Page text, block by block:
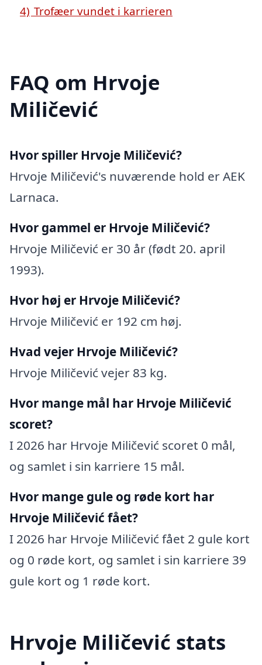
4) Trofæer vundet i karrieren
FAQ om Hrvoje
Miličević
Hvor spiller Hrvoje Miličević?
Hrvoje Miličević's nuværende hold er AEK
Larnaca.
Hvor gammel er Hrvoje Miličević?
Hrvoje Miličević er 30 år (født 20. april
1993).
Hvor høj er Hrvoje Miličević?
Hrvoje Miličević er 192 cm høj.
Hvad vejer Hrvoje Miličević?
Hrvoje Miličević vejer 83 kg.
Hvor mange mål har Hrvoje Miličević
scoret?
I 2026 har Hrvoje Miličević scoret 0 mål,
og samlet i sin karriere 15 mål.
Hvor mange gule og røde kort har
Hrvoje Miličević fået?
I 2026 har Hrvoje Miličević fået 2 gule kort
og 0 røde kort, og samlet i sin karriere 39
gule kort og 1 røde kort.
Hrvoje Miličević stats